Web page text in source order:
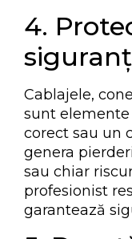
4.
Cablajele,
sunt
corect sau un
genera
sau chiar
profesionist
garantează